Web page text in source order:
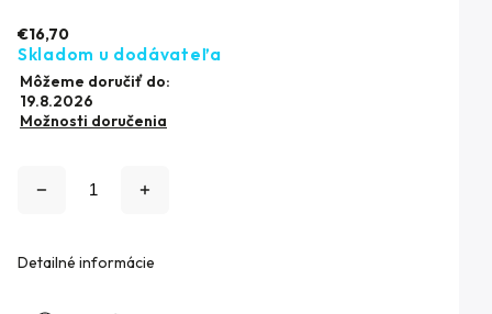
€16,70
Skladom u dodávateľa
Môžeme doručiť do:
19.8.2026
Možnosti doručenia
Detailné informácie